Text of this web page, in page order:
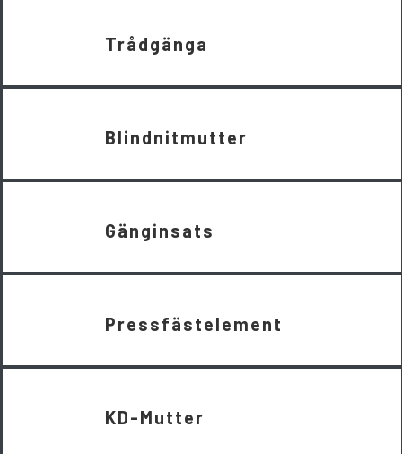
Trådgänga
Blindnitmutter
Gänginsats
Pressfästelement
KD-Mutter